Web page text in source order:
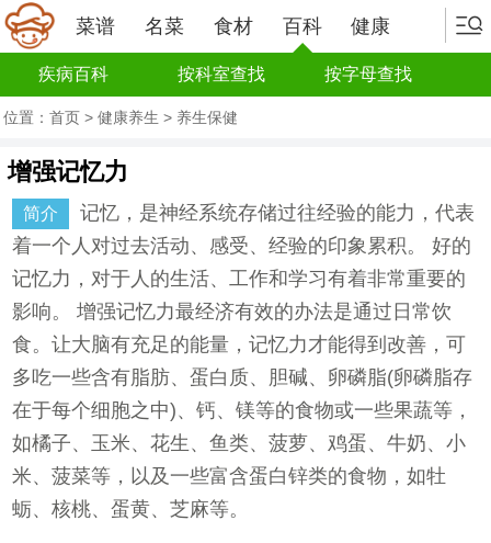
菜谱 名菜 食材 百科 健康
疾病百科 按科室查找 按字母查找
位置： 首页 > 健康养生 > 养生保健
增强记忆力
简介
记忆，是神经系统存储过往经验的能力，代表
着一个人对过去活动、感受、经验的印象累积。 好的
记忆力，对于人的生活、工作和学习有着非常重要的
影响。 增强记忆力最经济有效的办法是通过日常饮
食。让大脑有充足的能量，记忆力才能得到改善，可
多吃一些含有脂肪、蛋白质、胆碱、卵磷脂(卵磷脂存
在于每个细胞之中)、钙、镁等的食物或一些果蔬等，
如橘子、玉米、花生、鱼类、菠萝、鸡蛋、牛奶、小
米、菠菜等，以及一些富含蛋白锌类的食物，如牡
蛎、核桃、蛋黄、芝麻等。